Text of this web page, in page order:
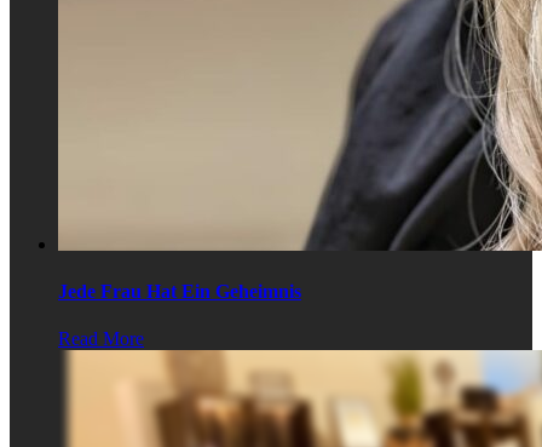
Jede Frau Hat Ein Geheimnis
Read More